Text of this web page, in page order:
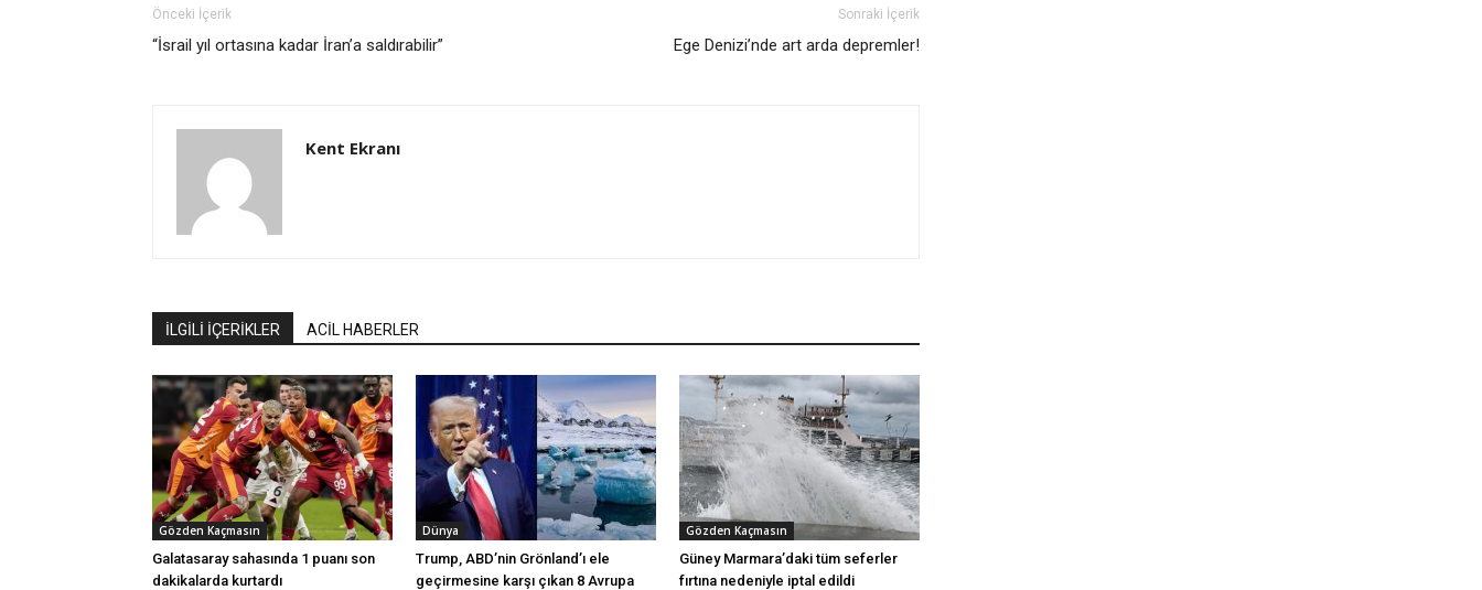
Önceki İçerik
“İsrail yıl ortasına kadar İran’a saldırabilir”
Sonraki İçerik
Ege Denizi’nde art arda depremler!
Kent Ekranı
İLGİLİ İÇERİKLER ACİL HABERLER
Gözden Kaçmasın
Galatasaray sahasında 1 puanı son
dakikalarda kurtardı
Dünya
Trump, ABD’nin Grönland’ı ele
geçirmesine karşı çıkan 8 Avrupa
Gözden Kaçmasın
Güney Marmara’daki tüm seferler
fırtına nedeniyle iptal edildi